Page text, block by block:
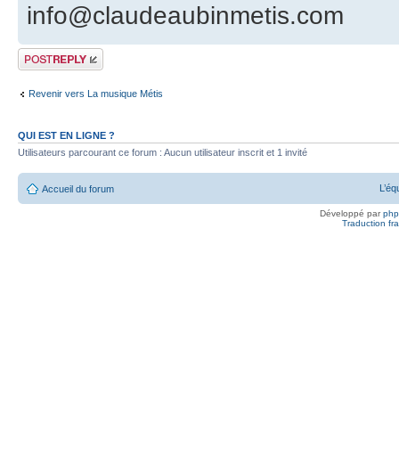
info@claudeaubinmetis.com
Publier une
réponse
Revenir vers La musique Métis
QUI EST EN LIGNE ?
Utilisateurs parcourant ce forum : Aucun utilisateur inscrit et 1 invité
Accueil du forum
Développé par
Traduction